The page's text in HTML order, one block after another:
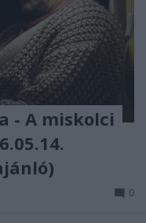
- A miskolci
0